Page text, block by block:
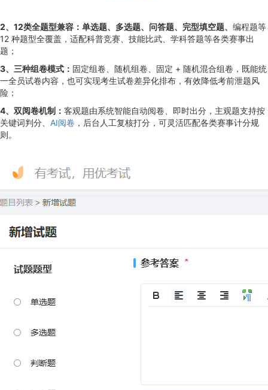
2、12类全题型兼容：单选题、多选题、问答题、完型填空题、 编程题等
12 种题型全覆盖，适配科普竞赛、技能比武、学科答题等各类赛事出
题；
3、三种组卷模式： 固定组卷、随机组卷、固定 + 随机混合组卷，既能统
一全员试卷内容，也可实现考生试卷差异化排布，有效降低考前泄题风
险；
4、双阅卷机制： 客观题由系统智能自动阅卷、即时出分，主观题支持按
关键词判分、 AI阅卷 ，后台人工复核打分，可灵活匹配各类赛事计分规
则。